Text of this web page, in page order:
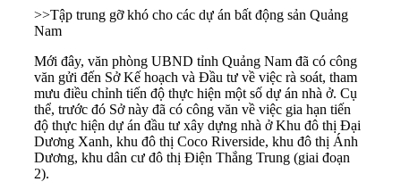
>>Tập trung gỡ khó cho các dự án bất động sản Quảng
Nam
Mới đây, văn phòng UBND tỉnh Quảng Nam đã có công
văn gửi đến Sở Kế hoạch và Đầu tư về việc rà soát, tham
mưu điều chỉnh tiến độ thực hiện một số dự án nhà ở. Cụ
thể, trước đó Sở này đã có công văn về việc gia hạn tiến
độ thực hiện dự án đầu tư xây dựng nhà ở Khu đô thị Đại
Dương Xanh, khu đô thị Coco Riverside, khu đô thị Ánh
Dương, khu dân cư đô thị Điện Thắng Trung (giai đoạn
2).